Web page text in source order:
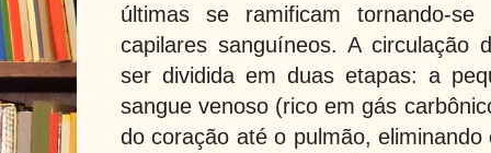
últimas se ramificam tornando-
capilares sanguíneos. A circulação
ser dividida em duas etapas: a
sangue venoso (rico em gás
do coração até o pulmão,